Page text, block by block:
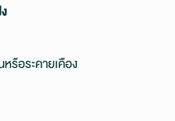
รือระคายเคือง